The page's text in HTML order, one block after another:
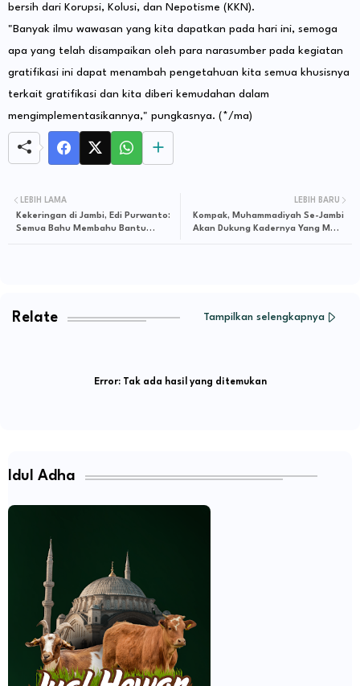
bersih dari Korupsi, Kolusi, dan Nepotisme (KKN).
"Banyak ilmu wawasan yang kita dapatkan pada hari ini, semoga
apa yang telah disampaikan oleh para narasumber pada kegiatan
gratifikasi ini dapat menambah pengetahuan kita semua khusisnya
terkait gratifikasi dan kita diberi kemudahan dalam
mengimplementasikannya," pungkasnya. (*/ma)
LEBIH BARU
Kompak, Muhammadiyah Se-Jambi
Akan Dukung Kadernya Yang Maju
LEBIH LAMA
Kekeringan di Jambi, Edi Purwanto:
Semua Bahu Membahu Bantu
Relate Tampilkan selengkapnya
Error:Tak ada hasil yang ditemukan
Idul Adha